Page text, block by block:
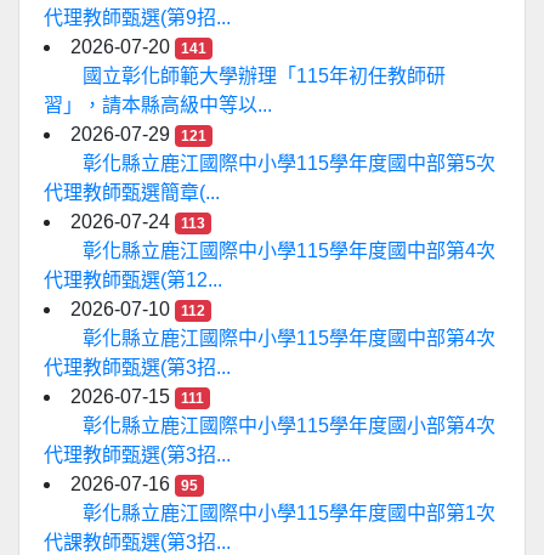
代理教師甄選(第9招...
2026-07-20
141
國立彰化師範大學辦理「115年初任教師研
習」，請本縣高級中等以...
2026-07-29
121
彰化縣立鹿江國際中小學115學年度國中部第5次
代理教師甄選簡章(...
2026-07-24
113
彰化縣立鹿江國際中小學115學年度國中部第4次
代理教師甄選(第12...
2026-07-10
112
彰化縣立鹿江國際中小學115學年度國中部第4次
代理教師甄選(第3招...
2026-07-15
111
彰化縣立鹿江國際中小學115學年度國小部第4次
代理教師甄選(第3招...
2026-07-16
95
彰化縣立鹿江國際中小學115學年度國中部第1次
代課教師甄選(第3招...